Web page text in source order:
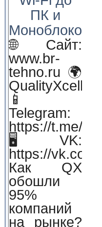
ПК и
Моноблоков!
🌐 Сайт:
www.br-
tehno.ru 🌍
📱
Telegram:
https://t.me/
🖥 VK:
https://vk.com/
Как QX
обошли
95%
компаний
на рынке?